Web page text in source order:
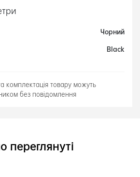
Чорний
Black
комплектація товару можуть
без повідомлення